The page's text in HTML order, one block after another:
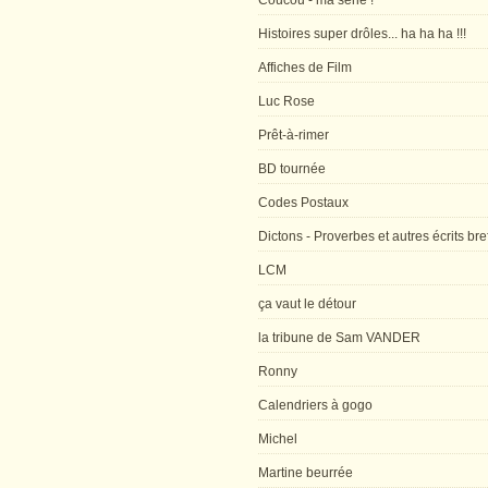
Histoires super drôles... ha ha ha !!!
Affiches de Film
Luc Rose
Prêt-à-rimer
BD tournée
Codes Postaux
Dictons - Proverbes et autres écrits
LCM
ça vaut le détour
la tribune de Sam VANDER
Ronny
Calendriers à gogo
Michel
Martine beurrée